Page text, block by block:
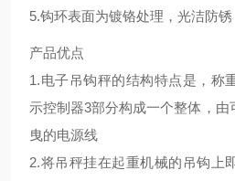
5.钩环表面为镀铬处理，光洁防锈
产品优点
1.电子吊钩秤的结构特点是，称
示控制器3部分构成一个整体，
曳的电源线
2.将吊秤挂在起重机械的吊钩上